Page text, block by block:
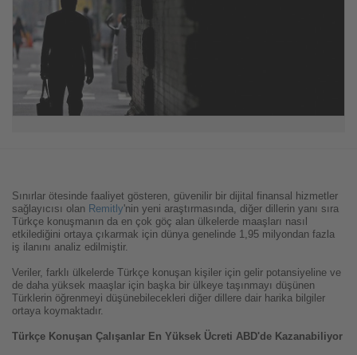
Sınırlar ötesinde faaliyet gösteren, güvenilir bir dijital finansal hizmetler
sağlayıcısı olan Remitly'nin yeni araştırmasında, diğer dillerin yanı sıra
Türkçe konuşmanın da en çok göç alan ülkelerde maaşları nasıl
etkilediğini ortaya çıkarmak için dünya genelinde 1,95 milyondan fazla
iş ilanını analiz edilmiştir.
Veriler, farklı ülkelerde Türkçe konuşan kişiler için gelir potansiyeline ve
de daha yüksek maaşlar için başka bir ülkeye taşınmayı düşünen
Türklerin öğrenmeyi düşünebilecekleri diğer dillere dair harika bilgiler
ortaya koymaktadır.
Türkçe Konuşan Çalışanlar En Yüksek Ücreti ABD'de Kazanabiliyor